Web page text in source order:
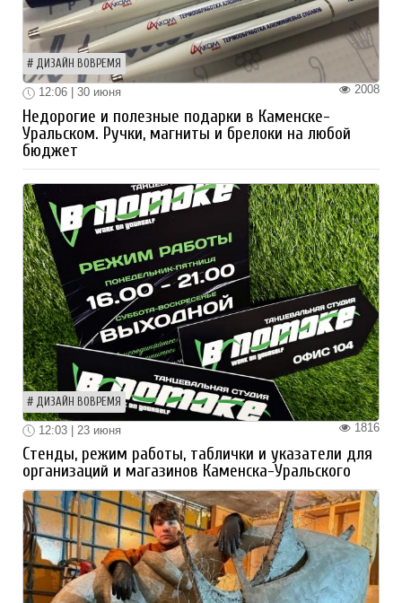
ДИЗАЙН ВОВРЕМЯ
2008
12:06 | 30 июня
Недорогие и полезные подарки в Каменске-
Уральском. Ручки, магниты и брелоки на любой
бюджет
ДИЗАЙН ВОВРЕМЯ
1816
12:03 | 23 июня
Стенды, режим работы, таблички и указатели для
организаций и магазинов Каменска-Уральского